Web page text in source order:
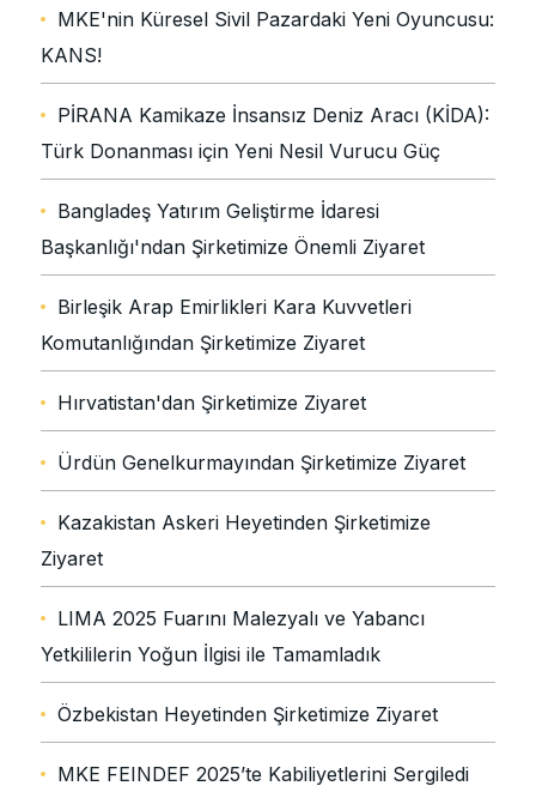
MKE'nin Küresel Sivil Pazardaki Yeni Oyuncusu:
KANS!
PİRANA Kamikaze İnsansız Deniz Aracı (KİDA):
Türk Donanması için Yeni Nesil Vurucu Güç
Bangladeş Yatırım Geliştirme İdaresi
Başkanlığı'ndan Şirketimize Önemli Ziyaret
Birleşik Arap Emirlikleri Kara Kuvvetleri
Komutanlığından Şirketimize Ziyaret
Hırvatistan'dan Şirketimize Ziyaret
Ürdün Genelkurmayından Şirketimize Ziyaret
Kazakistan Askeri Heyetinden Şirketimize
Ziyaret
LIMA 2025 Fuarını Malezyalı ve Yabancı
Yetkililerin Yoğun İlgisi ile Tamamladık
Özbekistan Heyetinden Şirketimize Ziyaret
MKE FEINDEF 2025’te Kabiliyetlerini Sergiledi